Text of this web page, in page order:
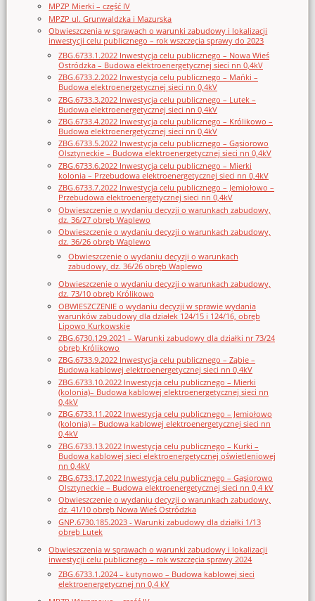
MPZP Mierki – część IV
MPZP ul. Grunwaldzka i Mazurska
Obwieszczenia w sprawach o warunki zabudowy i lokalizacji
inwestycji celu publicznego – rok wszczęcia sprawy do 2023
ZBG.6733.1.2022 Inwestycja celu publicznego – Nowa Wieś
Ostródzka – Budowa elektroenergetycznej sieci nn 0,4kV
ZBG.6733.2.2022 Inwestycja celu publicznego – Mańki –
Budowa elektroenergetycznej sieci nn 0,4kV
ZBG.6733.3.2022 Inwestycja celu publicznego – Lutek –
Budowa elektroenergetycznej sieci nn 0,4kV
ZBG.6733.4.2022 Inwestycja celu publicznego – Królikowo –
Budowa elektroenergetycznej sieci nn 0,4kV
ZBG.6733.5.2022 Inwestycja celu publicznego – Gąsiorowo
Olsztyneckie – Budowa elektroenergetycznej sieci nn 0,4kV
ZBG.6733.6.2022 Inwestycja celu publicznego – Mierki
kolonia – Przebudowa elektroenergetycznej sieci nn 0,4kV
ZBG.6733.7.2022 Inwestycja celu publicznego – Jemiołowo –
Przebudowa elektroenergetycznej sieci nn 0,4kV
Obwieszczenie o wydaniu decyzji o warunkach zabudowy,
dz. 36/27 obręb Waplewo
Obwieszczenie o wydaniu decyzji o warunkach zabudowy,
dz. 36/26 obręb Waplewo
Obwieszczenie o wydaniu decyzji o warunkach
zabudowy, dz. 36/26 obręb Waplewo
Obwieszczenie o wydaniu decyzji o warunkach zabudowy,
dz. 73/10 obręb Królikowo
OBWIESZCZENIE o wydaniu decyzji w sprawie wydania
warunków zabudowy dla działek 124/15 i 124/16, obręb
Lipowo Kurkowskie
ZBG.6730.129.2021 – Warunki zabudowy dla działki nr 73/24
obręb Królikowo
ZBG.6733.9.2022 Inwestycja celu publicznego – Ząbie –
Budowa kablowej elektroenergetycznej sieci nn 0,4kV
ZBG.6733.10.2022 Inwestycja celu publicznego – Mierki
(kolonia)– Budowa kablowej elektroenergetycznej sieci nn
0,4kV
ZBG.6733.11.2022 Inwestycja celu publicznego – Jemiołowo
(kolonia) – Budowa kablowej elektroenergetycznej sieci nn
0,4kV
ZBG.6733.13.2022 Inwestycja celu publicznego – Kurki –
Budowa kablowej sieci elektroenergetycznej oświetleniowej
nn 0,4kV
ZBG.6733.17.2022 Inwestycja celu publicznego – Gąsiorowo
Olsztyneckie – Budowa elektroenergetycznej sieci nn 0,4 kV
Obwieszczenie o wydaniu decyzji o warunkach zabudowy,
dz. 41/10 obręb Nowa Wieś Ostródzka
GNP.6730.185.2023 - Warunki zabudowy dla działki 1/13
obręb Lutek
Obwieszczenia w sprawach o warunki zabudowy i lokalizacji
inwestycji celu publicznego – rok wszczęcia sprawy 2024
ZBG.6733.1.2024 – Łutynowo – Budowa kablowej sieci
elektroenergetycznej nn 0,4 kV